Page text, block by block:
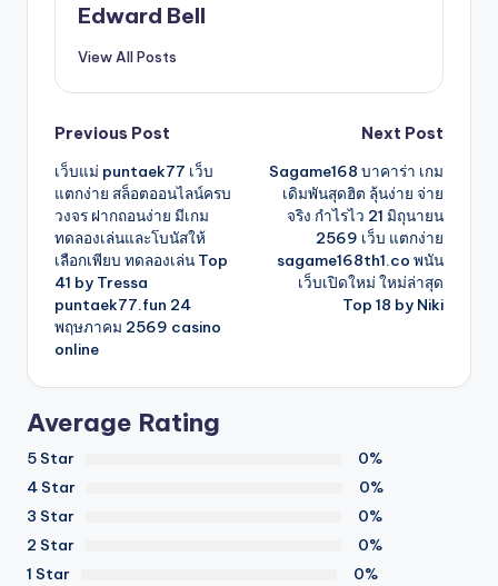
Edward Bell
View All Posts
Post
navigation
Previous Post
เว็บแม่ puntaek77 เว็บ
แตกง่าย สล็อตออนไลน์ครบ
วงจร ฝากถอนง่าย มีเกม
ทดลองเล่นและโบนัสให้
เลือกเพียบ ทดลองเล่น Top
41 by Tressa
puntaek77.fun 24
พฤษภาคม 2569 casino
online
Next Post
Sagame168 บาคาร่า เกม
เดิมพันสุดฮิต ลุ้นง่าย จ่าย
จริง กำไรไว 21 มิถุนายน
2569 เว็บ แตกง่าย
sagame168th1.co พนัน
เว็บเปิดใหม่ ใหม่ล่าสุด
Top 18 by Niki
Average Rating
5 Star
0%
4 Star
0%
3 Star
0%
2 Star
0%
1 Star
0%